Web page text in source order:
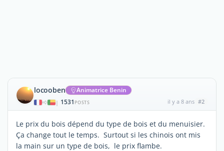
locooben Animatrice Benin
| 1531 POSTS il y a 8 ans #2
Le prix du bois dépend du type de bois et du menuisier.
Ça change tout le temps. Surtout si les chinois ont mis
la main sur un type de bois, le prix flambe.